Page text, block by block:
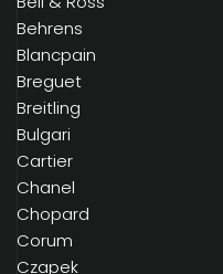
Behrens
Blancpain
Breguet
Breitling
Bulgari
Cartier
Chanel
Chopard
Corum
Czapek